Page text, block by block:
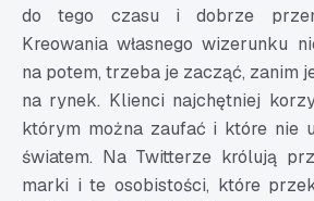
do tego czasu i dobrze
Kreowania własnego wizerunku
na potem, trzeba je zacząć, zanim
na rynek. Klienci najchętniej
którym można zaufać i które nie
światem. Na Twitterze królują
marki i te osobistości, które